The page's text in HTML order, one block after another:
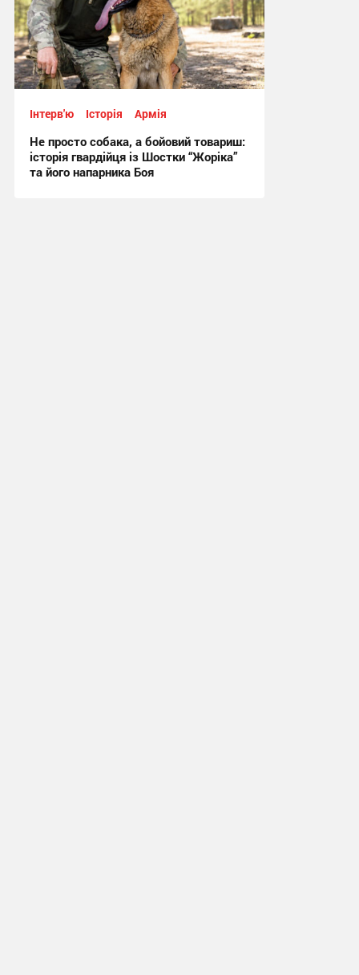
Інтерв'ю Історія Армія
Не просто собака, а бойовий товариш:
історія гвардійця із Шостки “Жоріка”
та його напарника Боя